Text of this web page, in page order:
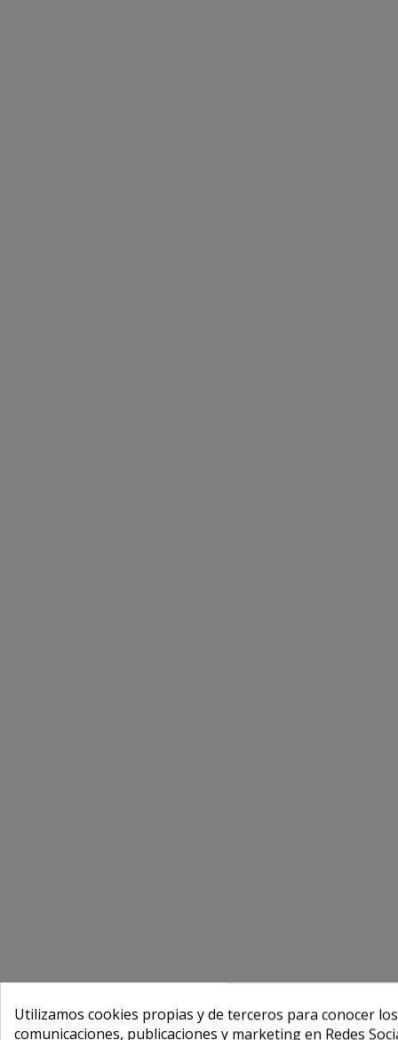
Utilizamos cookies propias y de terceros para conocer
comunicaciones, publicaciones y marketing en Redes